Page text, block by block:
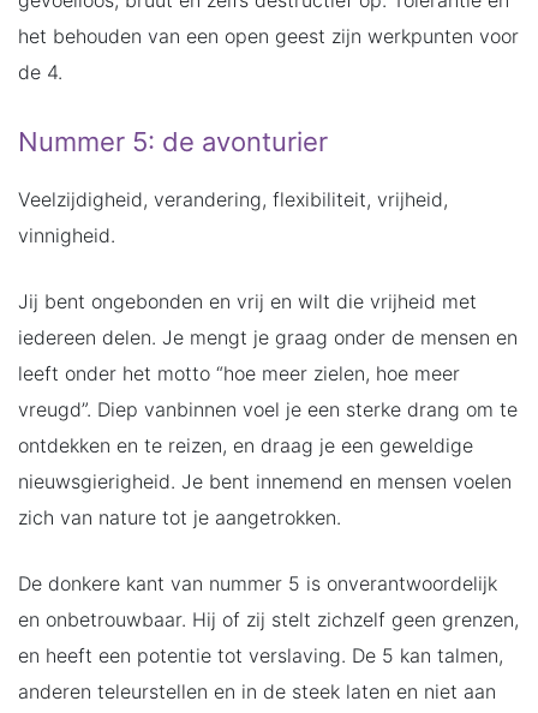
het behouden van een open geest zijn werkpunten voor
de 4.
Nummer 5: de avonturier
Veelzijdigheid, verandering, flexibiliteit, vrijheid,
vinnigheid.
Jij bent ongebonden en vrij en wilt die vrijheid met
iedereen delen. Je mengt je graag onder de mensen en
leeft onder het motto “hoe meer zielen, hoe meer
vreugd”. Diep vanbinnen voel je een sterke drang om te
ontdekken en te reizen, en draag je een geweldige
nieuwsgierigheid. Je bent innemend en mensen voelen
zich van nature tot je aangetrokken.
De donkere kant van nummer 5 is onverantwoordelijk
en onbetrouwbaar. Hij of zij stelt zichzelf geen grenzen,
en heeft een potentie tot verslaving. De 5 kan talmen,
anderen teleurstellen en in de steek laten en niet aan